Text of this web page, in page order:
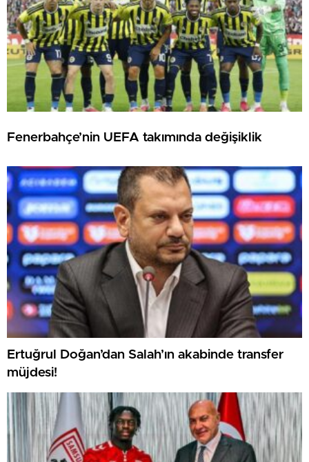
Fenerbahçe’nin UEFA takımında değişiklik
Ertuğrul Doğan’dan Salah’ın akabinde transfer
müjdesi!